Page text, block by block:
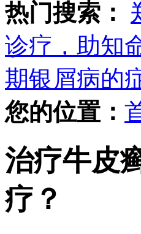
热门搜索：
诊疗，助知
期银屑病的
您的位置：
治疗牛皮
疗？